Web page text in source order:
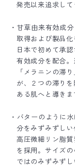
発売以来追求して
・甘草由来有効成
取得および製品化
日本で初めて承
有効成分を配合
「メラニンの滞
が、２つの滞り
ある肌へと導きま
・バターのように
分をみずみずし
高圧微細リン脂
を採用。サイズ
ではのみずみず